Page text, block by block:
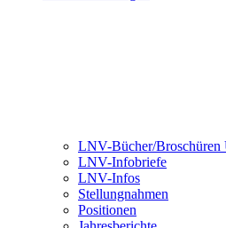
LNV-Bücher/Broschüren
LNV-Infobriefe
LNV-Infos
Stellungnahmen
Positionen